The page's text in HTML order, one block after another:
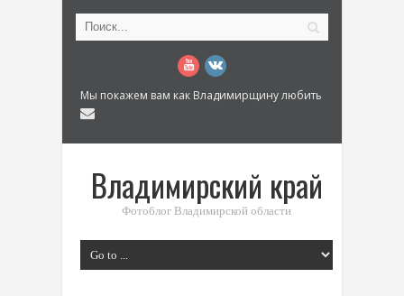
Мы покажем вам как Владимирщину любить
Владимирский край
Фотоблог Владимирской области